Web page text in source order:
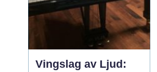
Vingslag av Ljud: